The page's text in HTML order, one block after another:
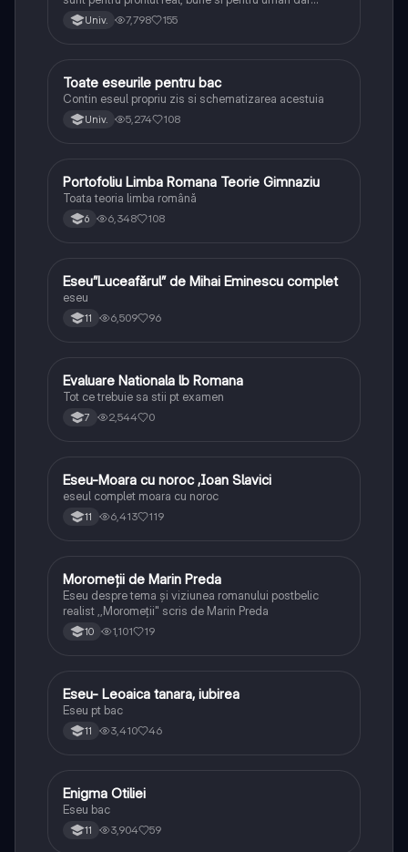
lipsesc relatiile dintre personaje si caracrerizarile.
Univ. 7,798 155
Limba și literatura română
Toate eseurile pentru bac
Contin eseul propriu zis si schematizarea acestuia
Univ. 5,274 108
Limba și literatura română
Portofoliu Limba Romana Teorie Gimnaziu
Toata teoria limba română
6 6,348 108
Limba și literatura română
Eseu”Luceafărul” de Mihai Eminescu complet
eseu
11 6,509 96
Limba și literatura română
Evaluare Nationala lb Romana
Tot ce trebuie sa stii pt examen
7 2,544 0
Limba și literatura română
Eseu-Moara cu noroc ,Ioan Slavici
eseul complet moara cu noroc
11 6,413 119
Limba și literatura română
Moromeții de Marin Preda
Eseu despre tema și viziunea romanului postbelic
realist ,,Moromeții" scris de Marin Preda
10 1,101 19
Limba și literatura română
Eseu- Leoaica tanara, iubirea
Eseu pt bac
11 3,410 46
Limba și literatura română
Enigma Otiliei
Eseu bac
11 3,904 59